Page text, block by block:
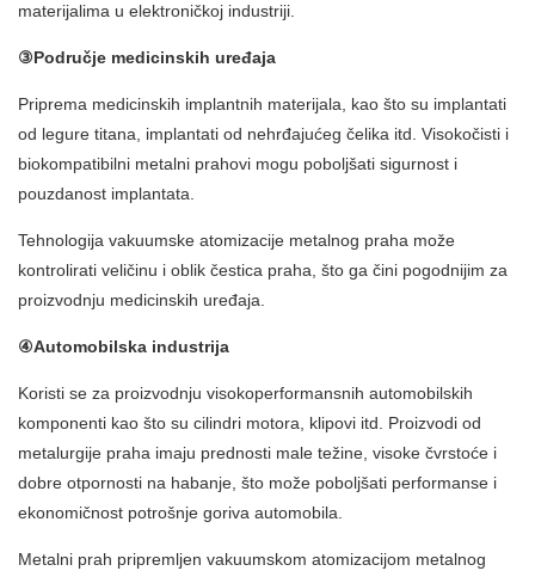
materijalima u elektroničkoj industriji.
③Područje medicinskih uređaja
Priprema medicinskih implantnih materijala, kao što su implantati
od legure titana, implantati od nehrđajućeg čelika itd. Visokočisti i
biokompatibilni metalni prahovi mogu poboljšati sigurnost i
pouzdanost implantata.
Tehnologija vakuumske atomizacije metalnog praha može
kontrolirati veličinu i oblik čestica praha, što ga čini pogodnijim za
proizvodnju medicinskih uređaja.
④Automobilska industrija
Koristi se za proizvodnju visokoperformansnih automobilskih
komponenti kao što su cilindri motora, klipovi itd. Proizvodi od
metalurgije praha imaju prednosti male težine, visoke čvrstoće i
dobre otpornosti na habanje, što može poboljšati performanse i
ekonomičnost potrošnje goriva automobila.
Metalni prah pripremljen vakuumskom atomizacijom metalnog